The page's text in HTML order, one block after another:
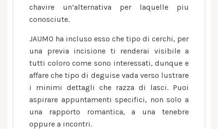
chavire un’alternativa per laquelle piu
conosciute.
JAUMO ha incluso esso che tipo di cerchi, per
una previa incisione ti renderai visibile a
tutti coloro come sono interessati, dunque e
affare che tipo di deguise vada verso lustrare
i minimi dettagli che razza di lasci. Puoi
aspirare appuntamenti specifici, non solo a
una rapporto romantica, a una tenebre
oppure a incontri.